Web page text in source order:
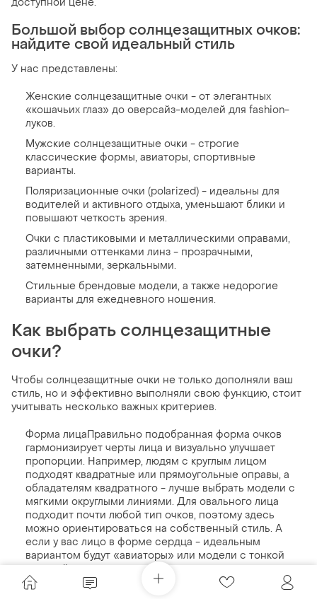
доступной цене.
Большой выбор солнцезащитных очков:
найдите свой идеальный стиль
У нас представлены:
Женские солнцезащитные очки - от элегантных
«кошачьих глаз» до оверсайз-моделей для fashion-
луков.
Мужские солнцезащитные очки - строгие
классические формы, авиаторы, спортивные
варианты.
Поляризационные очки (polarized) - идеальны для
водителей и активного отдыха, уменьшают блики и
повышают четкость зрения.
Очки с пластиковыми и металлическими оправами,
различными оттенками линз - прозрачными,
затемненными, зеркальными.
Стильные брендовые модели, а также недорогие
варианты для ежедневного ношения.
Как выбрать солнцезащитные
очки?
Чтобы солнцезащитные очки не только дополняли ваш
стиль, но и эффективно выполняли свою функцию, стоит
учитывать несколько важных критериев.
Форма лицаПравильно подобранная форма очков
гармонизирует черты лица и визуально улучшает
пропорции. Например, людям с круглым лицом
подходят квадратные или прямоугольные оправы, а
обладателям квадратного - лучше выбрать модели с
мягкими округлыми линиями. Для овального лица
подходит почти любой тип очков, поэтому здесь
можно ориентироваться на собственный стиль. А
если у вас лицо в форме сердца - идеальным
вариантом будут «авиаторы» или модели с тонкой
оправой.
Тип линзЛинзы с поляризацией (polarized) особенно